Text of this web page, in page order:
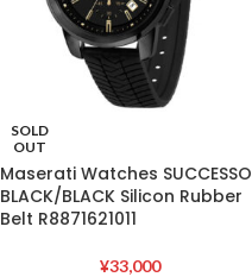
SOLD
OUT
Maserati Watches SUCCESSO
BLACK/BLACK Silicon Rubber
Belt R8871621011
¥33,000